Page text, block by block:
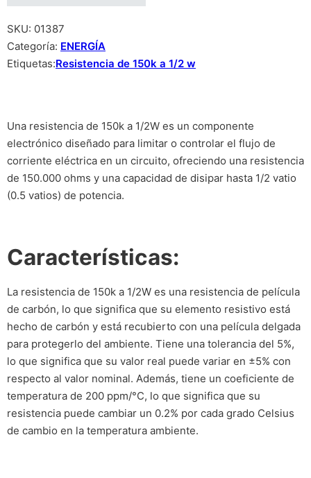
SKU: 01387
Categoría: ENERGÍA
Etiquetas:Resistencia de 150k a 1/2 w
Una resistencia de 150k a 1/2W es un componente
electrónico diseñado para limitar o controlar el flujo de
corriente eléctrica en un circuito, ofreciendo una resistencia
de 150.000 ohms y una capacidad de disipar hasta 1/2 vatio
(0.5 vatios) de potencia.
Características:
La resistencia de 150k a 1/2W es una resistencia de película
de carbón, lo que significa que su elemento resistivo está
hecho de carbón y está recubierto con una película delgada
para protegerlo del ambiente. Tiene una tolerancia del 5%,
lo que significa que su valor real puede variar en ±5% con
respecto al valor nominal. Además, tiene un coeficiente de
temperatura de 200 ppm/°C, lo que significa que su
resistencia puede cambiar un 0.2% por cada grado Celsius
de cambio en la temperatura ambiente.